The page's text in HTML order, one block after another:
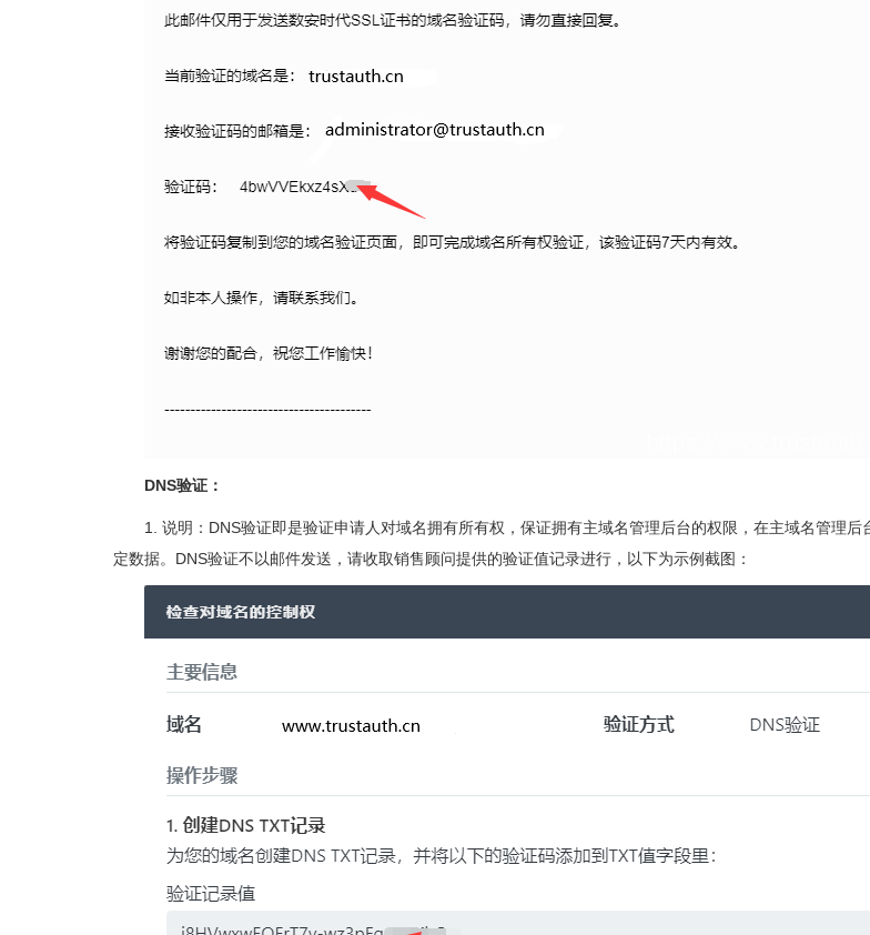
DNS验证：
1. 说明：DNS验证即是验证申请人对域名拥有所有权，保证拥有主域名管理后台的权限，在主域名管理
定数据。DNS验证不以邮件发送，请收取销售顾问提供的验证值记录进行，以下为示例截图：